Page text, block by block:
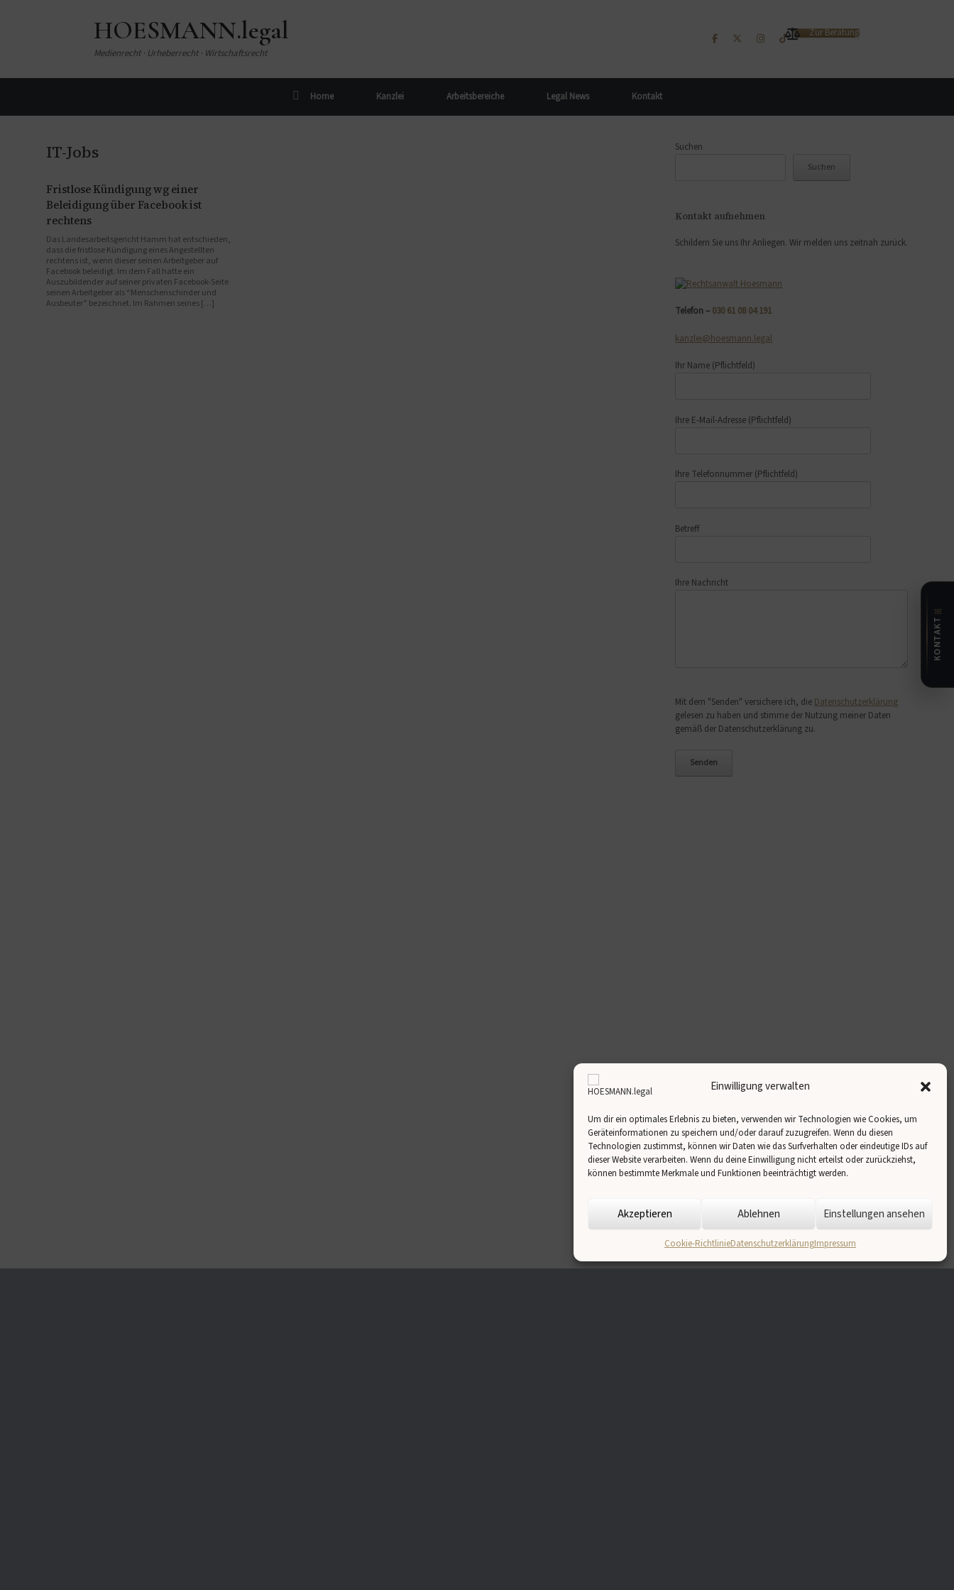
Einwilligung verwalten
Um dir ein optimales Erlebnis zu bieten, verwenden wir Technologien wie Cookies, um
Geräteinformationen zu speichern und/oder darauf zuzugreifen. Wenn du diesen
Technologien zustimmst, können wir Daten wie das Surfverhalten oder eindeutige IDs auf
dieser Website verarbeiten. Wenn du deine Einwilligung nicht erteilst oder zurückziehst,
können bestimmte Merkmale und Funktionen beeinträchtigt werden.
Akzeptieren Ablehnen Einstellungen ansehen
Cookie-RichtlinieDatenschutzerklärungImpressum
HOESMANN.legal
Medienrecht · Urheberrecht · Wirtschaftsrecht
Zur Beratung
Home Kanzlei Arbeitsbereiche Legal News Kontakt
IT-Jobs
Fristlose Kündigung wg einer
Beleidigung über Facebook ist
rechtens
Das Landesarbeitsgericht Hamm hat entschieden,
dass die fristlose Kündigung eines Angestellten
rechtens ist, wenn dieser seinen Arbeitgeber auf
Facebook beleidigt. Im dem Fall hatte ein
Auszubildender auf seiner privaten Facebook-Seite
seinen Arbeitgeber als “Menschenschinder und
Ausbeuter” bezeichnet. Im Rahmen seines […]
Suchen
Suchen
Kontakt aufnehmen
Schildern Sie uns Ihr Anliegen. Wir melden uns zeitnah zurück.
Telefon – 030 61 08 04 191
kanzlei@hoesmann.legal
Ihr Name (Pflichtfeld)
Ihre E-Mail-Adresse (Pflichtfeld)
Ihre Telefonnummer (Pflichtfeld)
Betreff
Ihre Nachricht
Mit dem "Senden" versichere ich, die Datenschutzerklärung
gelesen zu haben und stimme der Nutzung meiner Daten
gemäß der Datenschutzerklärung zu.
✉
KONTAKT